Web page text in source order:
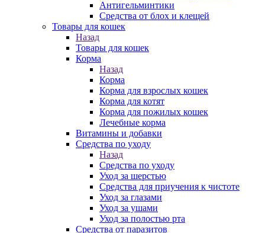
Антигельминтики
Средства от блох и клещей
Товары для кошек
Назад
Товары для кошек
Корма
Назад
Корма
Корма для взрослых кошек
Корма для котят
Корма для пожилых кошек
Лечебные корма
Витамины и добавки
Средства по уходу
Назад
Средства по уходу
Уход за шерстью
Средства для приучения к чистоте
Уход за глазами
Уход за ушами
Уход за полостью рта
Средства от паразитов